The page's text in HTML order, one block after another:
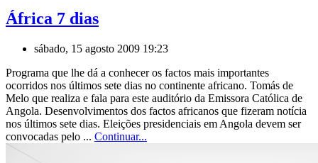
África 7 dias
sábado, 15 agosto 2009 19:23
Programa que lhe dá a conhecer os factos mais importantes
ocorridos nos últimos sete dias no continente africano. Tomás de
Melo que realiza e fala para este auditório da Emissora Católica de
Angola. Desenvolvimentos dos factos africanos que fizeram notícia
nos últimos sete dias. Eleições presidenciais em Angola devem ser
convocadas pelo ... Continuar...